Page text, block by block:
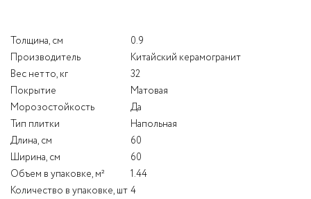
Толщина, см
0.9
Производитель
Китайский керамогранит
Вес нетто, кг
32
Покрытие
Матовая
Морозостойкость
Да
Тип плитки
Напольная
Длина, см
60
Ширина, см
60
Объем в упаковке, м²
1.44
Количество в упаковке, шт 4